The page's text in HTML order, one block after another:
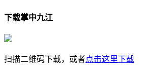
下载掌中九江
扫描二维码下载，或者点击这里下载